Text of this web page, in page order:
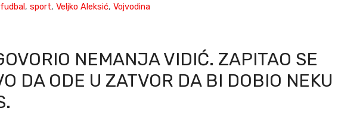
fudbal ,sport,Veljko Aleksić,Vojvodina
NEMANJA VIDIĆ. ZAPITAO SE
DA ODE U ZATVOR DA BI DOBIO NEKU